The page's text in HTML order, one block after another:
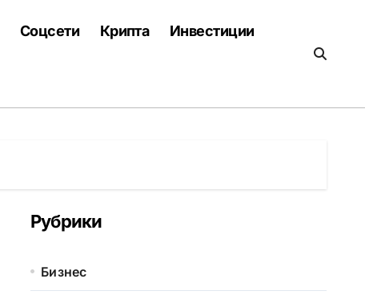
Соцсети Крипта Инвестиции
Рубрики
Бизнес